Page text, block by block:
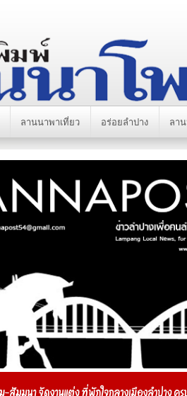
ลานนาพาเที่ยว อร่อยลำปาง ลาน